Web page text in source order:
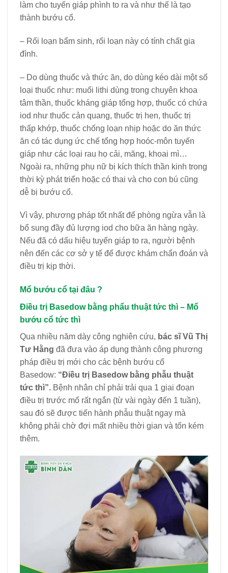
làm cho tuyến giáp phình to ra và như thế là tạo
thành bướu cổ.
– Rối loạn bẩm sinh, rối loạn này có tính chất gia
đình.
– Do dùng thuốc và thức ăn, do dùng kéo dài một số
loại thuốc như: muối lithi dùng trong chuyên khoa
tâm thần, thuốc kháng giáp tổng hợp, thuốc có chứa
iod như thuốc cản quang, thuốc trị hen, thuốc trị
thấp khớp, thuốc chống loạn nhịp hoặc do ăn thức
ăn có tác dụng ức chế tổng hợp hoóc-môn tuyến
giáp như các loại rau họ cải, măng, khoai mì…
Ngoài ra, những phụ nữ bị kích thích thần kinh trong
thời kỳ phát triển hoặc có thai và cho con bú cũng
dễ bị bướu cổ.
Vì vậy, phương pháp tốt nhất để phòng ngừa vẫn là
bổ sung đầy đủ lượng iod cho bữa ăn hàng ngày.
Nếu đã có dấu hiệu tuyến giáp to ra, người bệnh
nên đến các cơ sở y tế để được khám chẩn đoán và
điều trị kịp thời.
Mổ bướu cổ tại đâu ?
Điều trị Basedow bằng phẩu thuật tức thì – Mổ
bướu cổ tức thì
Qua nhiều năm dày công nghiên cứu, bác sĩ Vũ Thị
Tư Hằng đã đưa vào áp dụng thành công phương
pháp điều trị mới cho các bệnh bướu cổ
Basedow: “Điều trị Basedow bằng phẫu thuật
tức thì”. Bệnh nhân chỉ phải trải qua 1 giai đoạn
điều trị trước mổ rất ngắn (từ vài ngày đến 1 tuần),
sau đó sẽ được tiến hành phẫu thuật ngay mà
không phải chờ đợi mất nhiều thời gian và tốn kém
thêm.